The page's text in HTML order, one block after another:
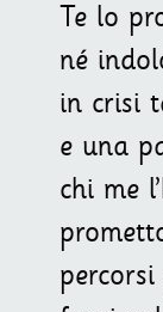
Te lo
né
in crisi
e una
chi me